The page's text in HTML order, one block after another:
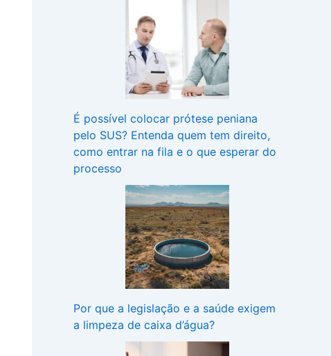
É possível colocar prótese peniana
pelo SUS? Entenda quem tem direito,
como entrar na fila e o que esperar do
processo
Por que a legislação e a saúde exigem
a limpeza de caixa d’água?